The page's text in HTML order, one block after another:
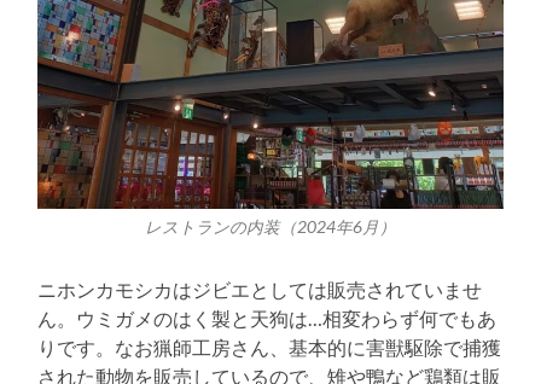
レストランの内装（2024年6月）
ニホンカモシカはジビエとしては販売されていませ
ん。ウミガメのはく製と天狗は…相変わらず何でもあ
りです。なお猟師工房さん、基本的に害獣駆除で捕獲
された動物を販売しているので、雉や鴨など鶏類は販